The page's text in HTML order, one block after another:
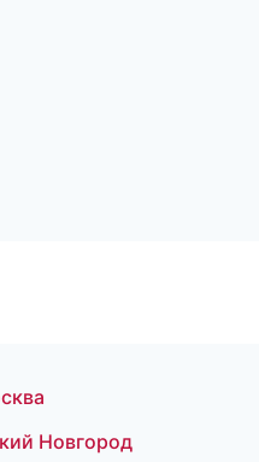
Новгород